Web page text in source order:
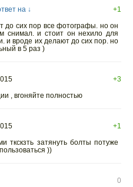
на ↓
+1
до сих пор все фотографы. но он
снимал. и стоит он нехило для
и вроде их делают до сих пор. но
в 5 раз )
+3
, вгоняйте полностью
+1
ткскзть затянуть болты потуже
))
0